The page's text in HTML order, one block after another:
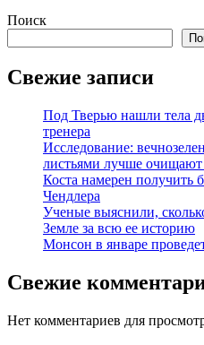
Поиск
Свежие записи
Под Тверью нашли тела
тренера
Исследование:
листьями лучше очищают
Коста намерен получить
Чендлера
Ученые выяснили,
Земле за всю ее историю
Монсон в январе
Свежие
Нет комментариев для